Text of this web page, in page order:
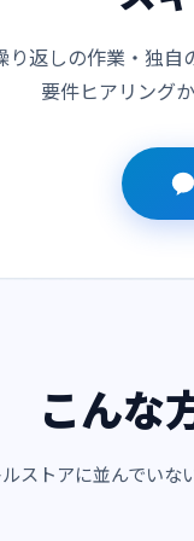
り返しの作業・独自
要件ヒアリング
こんな
ストアに並んでいな